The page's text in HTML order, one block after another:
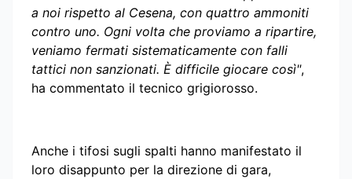
a noi rispetto al Cesena, con quattro ammoniti
contro uno. Ogni volta che proviamo a ripartire,
veniamo fermati sistematicamente con falli
tattici non sanzionati. È difficile giocare così",
ha commentato il tecnico grigiorosso.
Anche i tifosi sugli spalti hanno manifestato il
loro disappunto per la direzione di gara,